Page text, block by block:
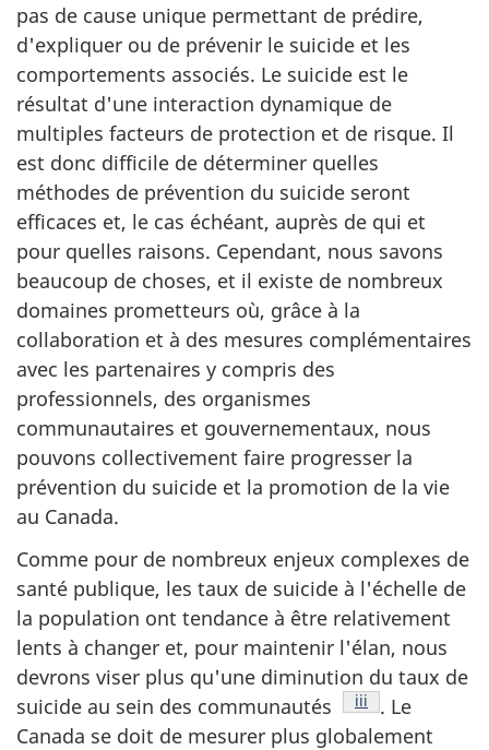
pas de cause unique permettant de prédire,
d'expliquer ou de prévenir le suicide et les
comportements associés. Le suicide est le
résultat d'une interaction dynamique de
multiples facteurs de protection et de risque. Il
est donc difficile de déterminer quelles
méthodes de prévention du suicide seront
efficaces et, le cas échéant, auprès de qui et
pour quelles raisons. Cependant, nous savons
beaucoup de choses, et il existe de nombreux
domaines prometteurs où, grâce à la
collaboration et à des mesures complémentaires
avec les partenaires y compris des
professionnels, des organismes
communautaires et gouvernementaux, nous
pouvons collectivement faire progresser la
prévention du suicide et la promotion de la vie
au Canada.
Comme pour de nombreux enjeux complexes de
santé publique, les taux de suicide à l'échelle de
la population ont tendance à être relativement
lents à changer et, pour maintenir l'élan, nous
devrons viser plus qu'une diminution du taux de
suicide au sein des communautés
Note de bas de
iii
. Le
Canada se doit de mesurer plus globalement